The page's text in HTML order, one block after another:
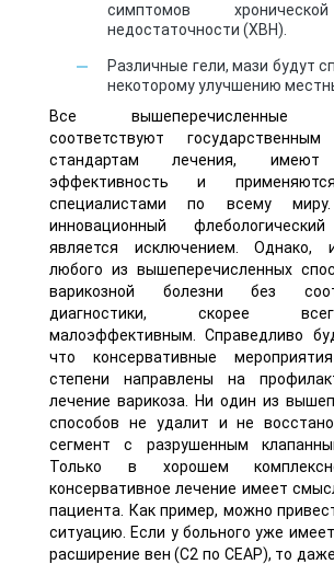
симптомов
недостаточности (ХВН).
Различные гели, мази будут
некоторому улучшению
Все вышеперечисленные
соответствуют государственным
стандартам лечения, имеют
эффективность и
специалистами по всему миру.
инновационный
является исключением. Однако,
любого из вышеперечисленных
варикозной болезни без
диагностики, скорее
малоэффективным. Справедливо
что консервативные
степени направлены на
лечение варикоза. Ни один из
способов не удалит и не
сегмент с разрушенным
Только в хорошем
консервативное лечение имеет
пациента. Как пример, можно
ситуацию. Если у больного уже
расширение вен (С2 по СЕАР), то